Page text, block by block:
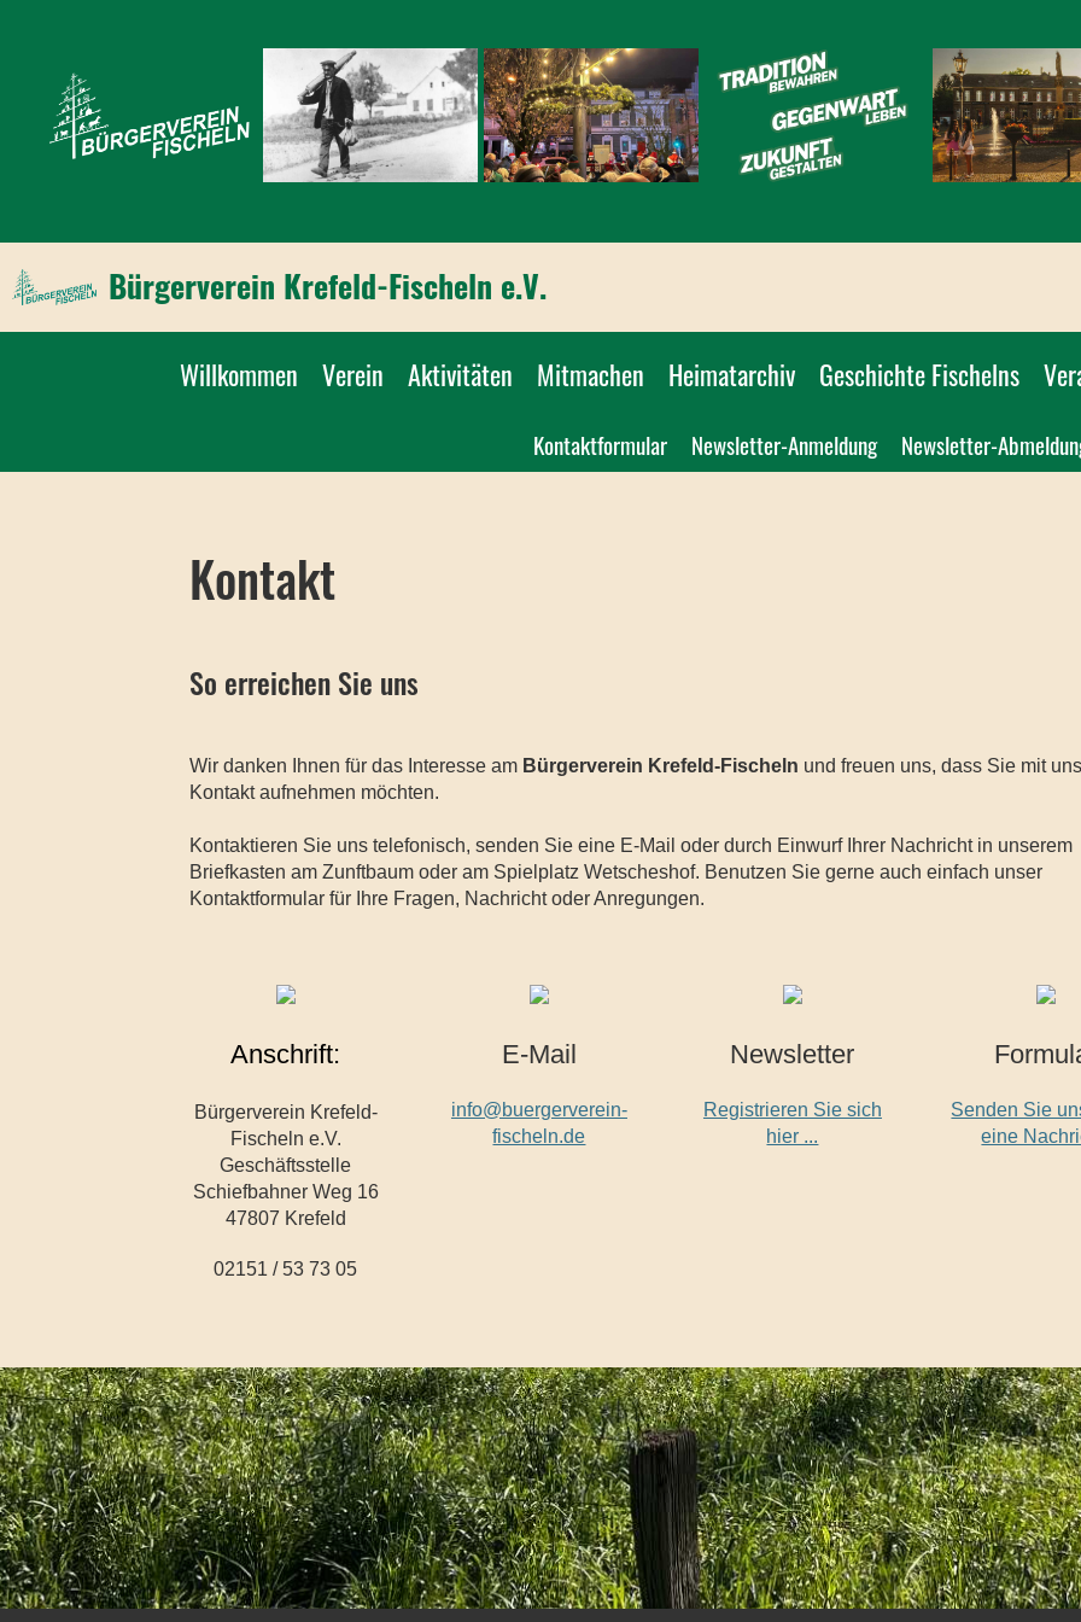
Bürgerverein Krefeld-Fischeln e.V.
Willkommen Verein Aktivitäten Mitmachen Heimatarchiv Geschichte Fischelns
Kontaktformular Newsletter-Anmeldung Newsletter-
Kontakt
So erreichen Sie uns
Wir danken Ihnen für das Interesse am Bürgerverein Krefeld-Fischeln und freuen uns, dass Sie mit uns
Kontakt aufnehmen möchten.
Kontaktieren Sie uns telefonisch, senden Sie eine E-Mail oder durch Einwurf Ihrer Nachricht in unserem
Briefkasten am Zunftbaum oder am Spielplatz Wetscheshof. Benutzen Sie gerne auch einfach unser
Kontaktformular für Ihre Fragen, Nachricht oder Anregungen.
Anschrift:
Bürgerverein Krefeld-
Fischeln e.V.
Geschäftsstelle
Schiefbahner Weg 16
47807 Krefeld
02151 / 53 73 05
E-Mail
info@buergerverein-
fischeln.de
Newsletter
Registrieren Sie sich
hier ...
Senden Sie
eine